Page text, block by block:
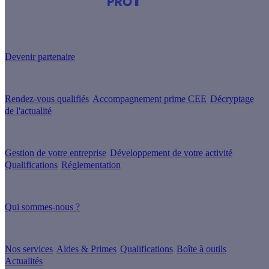
Devenir partenaire
Rendez-vous qualifiés Accompagnement prime CEE Décryptage
de l'actualité
Gestion de votre entreprise Développement de votre activité
Qualifications Réglementation
Qui sommes-nous ?
Nos services Aides & Primes Qualifications Boîte à outils
Actualités